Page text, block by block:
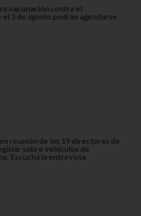
vacunación contra el
3 de agosto podrán agendarse
reunión de los 19 directores de
sobre vehículos de
Escuchá la entrevista